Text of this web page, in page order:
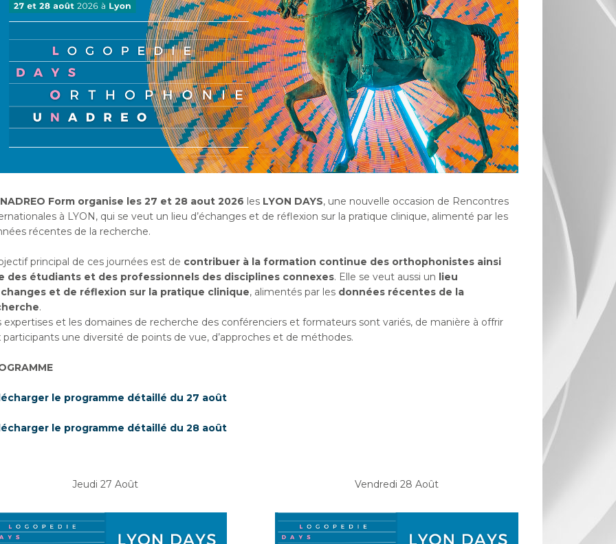
Form organise les 27 et 28 aout 2026 les LYON DAYS, une nouvelle occasion de Rencontres
à LYON, qui se veut un lieu d’échanges et de réflexion sur la pratique clinique, alimenté par les
récentes de la recherche.
principal de ces journées est de contribuer à la formation continue des orthophonistes ainsi
des étudiants et des professionnels des disciplines connexes. Elle se veut aussi un lieu
et de réflexion sur la pratique clinique, alimentés par les données récentes de la
.
expertises et les domaines de recherche des conférenciers et formateurs sont variés, de manière à offrir
participants une diversité de points de vue, d’approches et de méthodes.
le programme détaillé du 27 août
le programme détaillé du 28 août
Jeudi 27 Août Vendredi 28 Août